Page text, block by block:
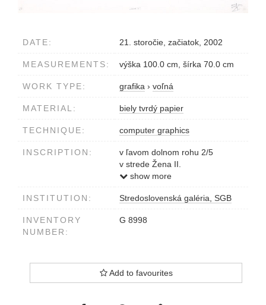
DATE: 21. storočie, začiatok, 2002
MEASUREMENTS: výška 100.0 cm, šírka 70.0 cm
WORK TYPE: grafika › voľná
MATERIAL: biely tvrdý papier
TECHNIQUE: computer graphics
INSCRIPTION:
v ľavom dolnom rohu 2/5
v strede Žena II.
v ďaľšom rohu Martin Derner
vzadu v pravom dolnom rohu
2002
show more
INSTITUTION: Stredoslovenská galéria, SGB
INVENTORY
NUMBER:
G 8998
Add to favourites